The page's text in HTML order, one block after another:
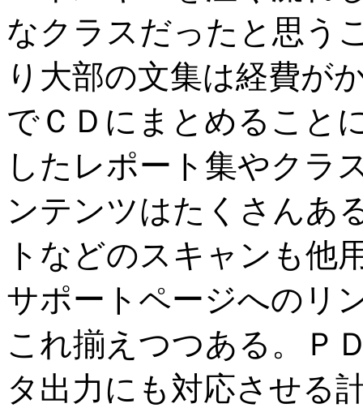
なクラスだったと思う
り大部の文集は経費が
でＣＤにまとめること
したレポート集やクラ
ンテンツはたくさんあ
トなどのスキャンも他
サポートページへのリ
これ揃えつつある。Ｐ
タ出力にも対応させる